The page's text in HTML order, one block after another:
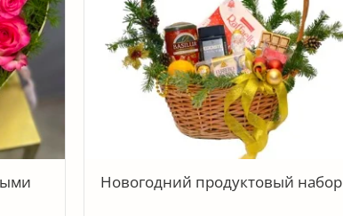
Новогодний продуктовый набор